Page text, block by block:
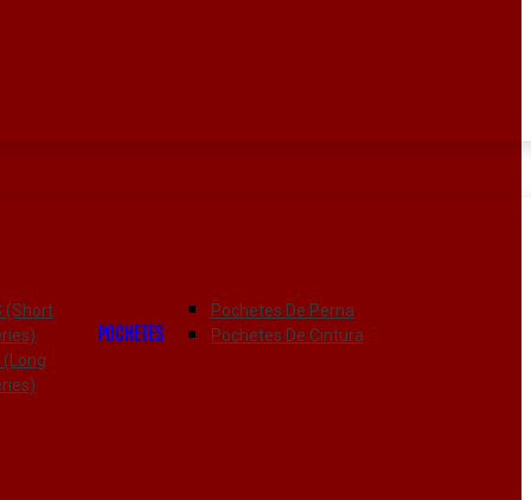
(Short
(Long
POCHETES
Pochetes De Perna
Pochetes De Cintura